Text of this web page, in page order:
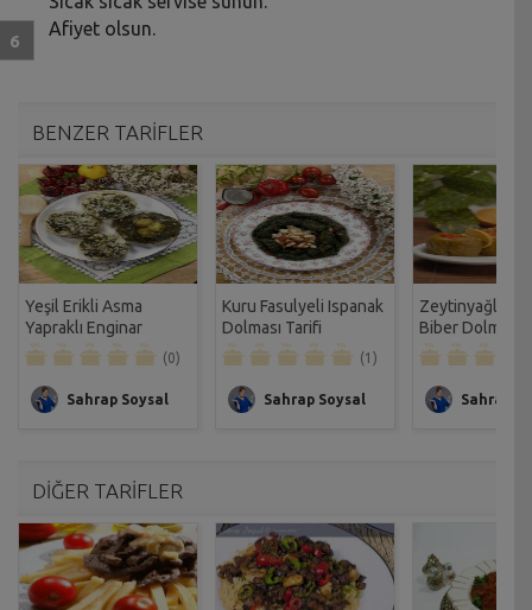
Afiyet olsun.
BENZER TARİFLER
Yeşil Erikli Asma
Yapraklı Enginar
Dolması Tarifi
(0)
Sahrap Soysal
Kuru Fasulyeli Ispanak
Dolması Tarifi
(1)
Sahrap Soysal
Zeytinyağlı
Biber Dolması
Sahrap
DİĞER TARİFLER